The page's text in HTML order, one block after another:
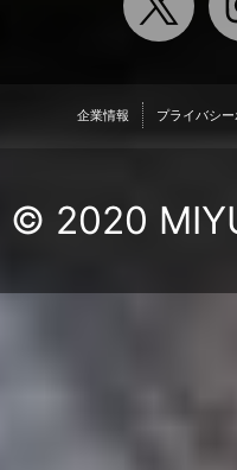
企業情報 プライバシ
© 2020